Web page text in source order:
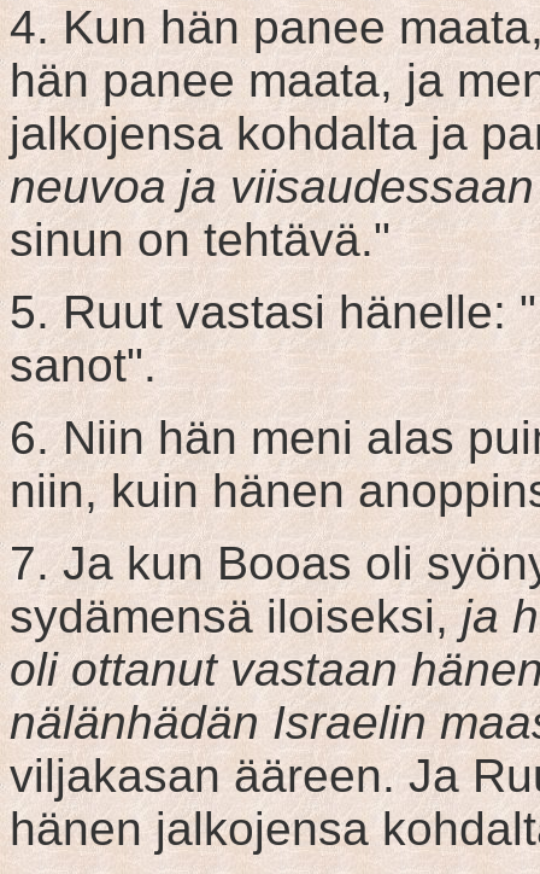
4. Kun hän panee
hän panee maata, ja
jalkojensa kohdalta ja
neuvoa ja
sinun on tehtävä."
5. Ruut vastasi hänelle:
sanot".
6. Niin hän meni alas
niin, kuin hänen
7. Ja kun Booas oli
sydämensä iloiseksi,ja
oli ottanut vastaan
nälänhädän Israelin
viljakasan ääreen. Ja
hänen jalkojensa